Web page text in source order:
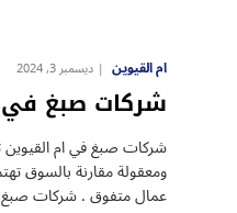
ام القيوين ديسمبر 3, 2024
شركات صبغ في ام
شركات صبغ في ام القيوين
ومعقولة مقارنة بالسوق
عمال متفوق . شركات